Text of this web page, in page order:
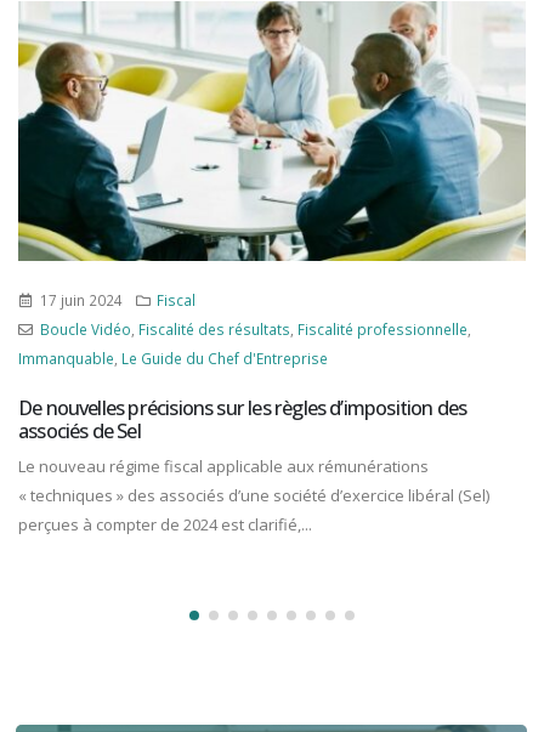
14 août 2023 Autres
Associations ,Boucle Vidéo,Contrôle fiscal,Fiscalité
professionnelle, Jurisprudence,Le Guide du Chef d'Entreprise
Quand l’inaction de l’entreprise constitue une opposition à
contrôle fiscal
L’inaction d’une entreprise, même sur une période relativement
courte, peut caractériser une opposition au contrôle fiscal dont elle